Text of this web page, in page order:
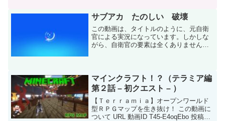
サブアカ たのしい 破壊
この動画は、タイトルのように、元自衛
官による実況になっています。しかしな
がら、自衛官の要素は全くありません。
ズキ...
マインクラフト！？（テラミア編
第２話 – 初クエスト – ）
【Ｔｅｒｒａｍｉａ】オープンワールド
型ＲＰＧマップを生き抜け！ この動画に
ついて URL 動画ID T45-E4oqEbo 投稿者